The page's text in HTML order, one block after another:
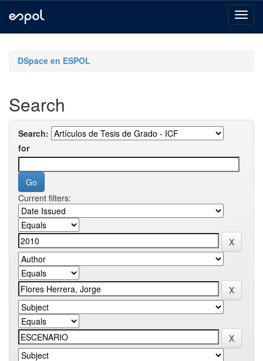
navigationDSpace en ESPOL
Search
Search:
for
Current filters: